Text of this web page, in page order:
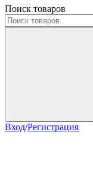
Поиск товаров
Вход/Регистрация